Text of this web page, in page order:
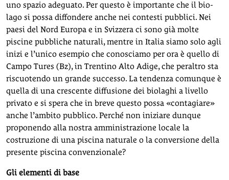
uno spazio adeguato. Per questo è importante che il bio-
lago si possa diffondere anche nei contesti pubblici. Nei
paesi del Nord Europa e in Svizzera ci sono già molte
piscine pubbliche naturali, mentre in Italia siamo solo agli
inizi e l’unico esempio che conosciamo per ora è quello di
Campo Tures (Bz), in Trentino Alto Adige, che peraltro sta
riscuotendo un grande successo. La tendenza comunque è
quella di una crescente diffusione dei biolaghi a livello
privato e si spera che in breve questo possa «contagiare»
anche l’ambito pubblico. Perché non iniziare dunque
proponendo alla nostra amministrazione locale la
costruzione di una piscina naturale o la conversione della
presente piscina convenzionale?
Gli elementi di base